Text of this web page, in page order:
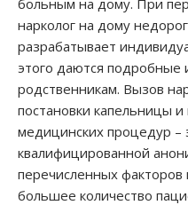
больным на дому. При
нарколог на дому
разрабатывает
этого даются подробные
родственникам. Вызов
постановки капельницы
медицинских процедур –
квалифицированной
перечисленных факторов
большее количество